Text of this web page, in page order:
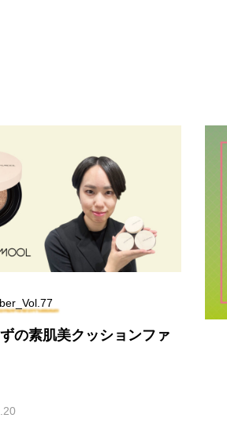
の素肌美クッションファ